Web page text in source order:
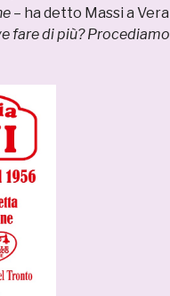
– ha detto Massi a Vera
fare di più? Procediamo